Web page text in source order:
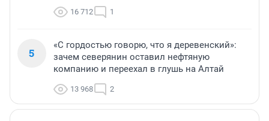
16 712 1
5
«С гордостью говорю, что я деревенский»:
зачем северянин оставил нефтяную
компанию и переехал в глушь на Алтай
13 968 2